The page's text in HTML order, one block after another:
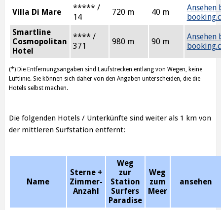
Villa Di Mare
***** /
14
720 m 40 m
Ansehen
Smartline
Cosmopolitan
Hotel
**** /
371
980 m 90 m
Ansehen
(*) Die Entfernungsangaben sind Laufstrecken entlang von Wegen, keine
Luftlinie. Sie können sich daher von den Angaben unterscheiden, die die
Hotels selbst machen.
Die folgenden Hotels / Unterkünfte sind weiter als 1 km von
der mittleren Surfstation entfernt:
Name
Sterne +
Zimmer-
Anzahl
Weg
zur
Station
Surfers
Paradise
Weg
zum
Meer
ansehen